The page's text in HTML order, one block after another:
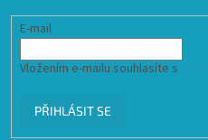
E-mail
Vložením e-mailu souhlasíte s
PŘIHLÁSIT SE